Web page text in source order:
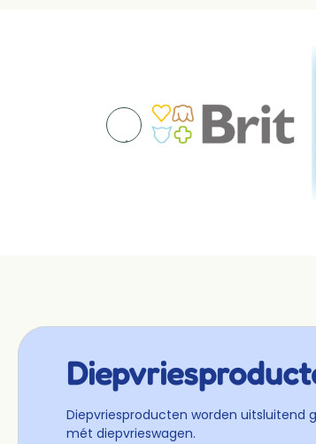
Diepvriesproducten worden uitsluitend
mét diepvrieswagen.